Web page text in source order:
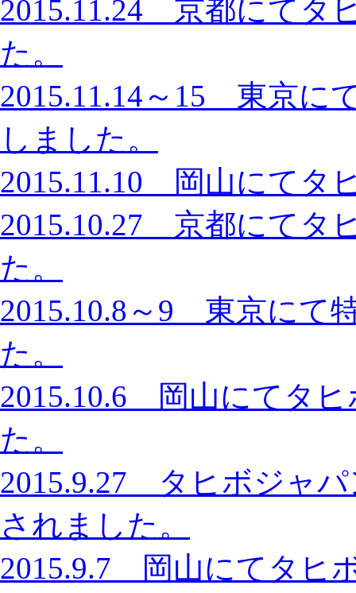
2015.11.24 京都にてタ
た。
2015.11.14～15 東京に
しました。
2015.11.10 岡山にてタ
2015.10.27 京都にてタ
た。
2015.10.8～9 東京にて
た。
2015.10.6 岡山にてタ
た。
2015.9.27 タヒボジャパ
されました。
2015.9.7 岡山にてタヒ